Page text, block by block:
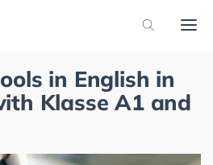
in English in
Klasse A1 and